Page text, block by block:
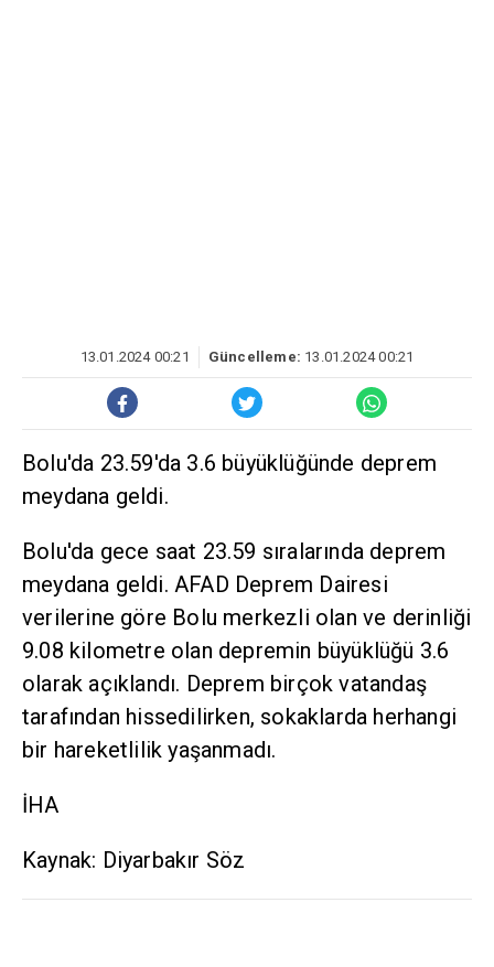
13.01.2024 00:21 Güncelleme: 13.01.2024 00:21
Bolu'da 23.59'da 3.6 büyüklüğünde deprem
meydana geldi.
Bolu'da gece saat 23.59 sıralarında deprem
meydana geldi. AFAD Deprem Dairesi
verilerine göre Bolu merkezli olan ve derinliği
9.08 kilometre olan depremin büyüklüğü 3.6
olarak açıklandı. Deprem birçok vatandaş
tarafından hissedilirken, sokaklarda herhangi
bir hareketlilik yaşanmadı.
İHA
Kaynak: Diyarbakır Söz